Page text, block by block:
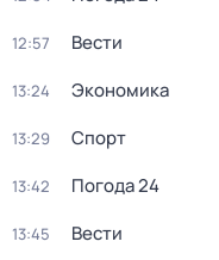
12:57 Вести
13:24 Экономика
13:29 Спорт
13:42 Погода 24
13:45 Вести